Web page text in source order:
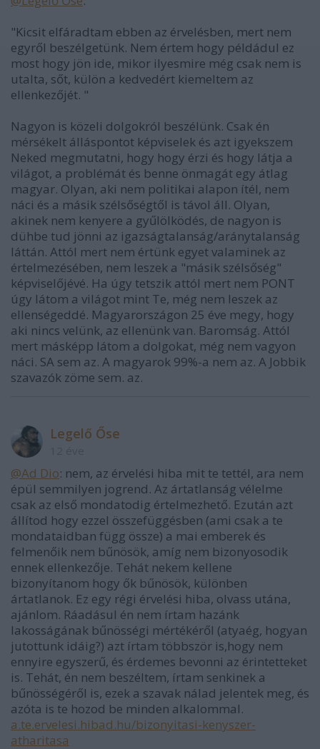
"Kicsit elfáradtam ebben az érvelésben, mert nem
egyről beszélgetünk. Nem értem hogy példádul ez
most hogy jön ide, mikor ilyesmire még csak nem is
utalta, sőt, külön a kedvedért kiemeltem az
ellenkezőjét. "
Nagyon is közeli dolgokról beszélünk. Csak én
mérsékelt álláspontot képviselek és azt igyekszem
Neked megmutatni, hogy hogy érzi és hogy látja a
világot, a problémát és benne önmagát egy átlag
magyar. Olyan, aki nem politikai alapon ítél, nem
náci és a másik szélsőségtől is távol áll. Olyan,
akinek nem kenyere a gyűlölködés, de nagyon is
dühbe tud jönni az igazságtalanság/aránytalanság
láttán. Attól mert nem értünk egyet valaminek az
értelmezésében, nem leszek a "másik szélsőség"
képviselőjévé. Ha úgy tetszik attól mert nem PONT
úgy látom a világot mint Te, még nem leszek az
ellenségeddé. Magyarországon 25 éve megy, hogy
aki nincs velünk, az ellenünk van. Baromság. Attól
mert másképp látom a dolgokat, még nem vagyon
náci. SA sem az. A magyarok 99%-a nem az. A Jobbik
szavazók zöme sem. az.
Legelő Őse
@Ad Dio: nem, az érvelési hiba mit te tettél, ara nem
épül semmilyen jogrend. Az ártatlanság vélelme
csak az első mondatodig értelmezhető. Ezután azt
állítod hogy ezzel összefüggésben (ami csak a te
mondataidban függ össze) a mai emberek és
felmenőik nem bűnösök, amíg nem bizonyosodik
ennek ellenkezője. Tehát nekem kellene
bizonyítanom hogy ők bűnösök, különben
ártatlanok. Ez egy régi érvelési hiba, olvass utána,
ajánlom. Ráadásul én nem írtam hazánk
lakosságának bűnösségi mértékéről (atyaég, hogyan
jutottunk idáig?) azt írtam többször is,hogy nem
ennyire egyszerű, és érdemes bevonni az érintetteket
is. Tehát, én nem beszéltem, írtam senkinek a
bűnösségéről is, ezek a szavak nálad jelentek meg, és
azóta is te hozod be minden alkalommal.
a.te.ervelesi.hibad.hu/bizonyitasi-kenyszer-
atharitasa